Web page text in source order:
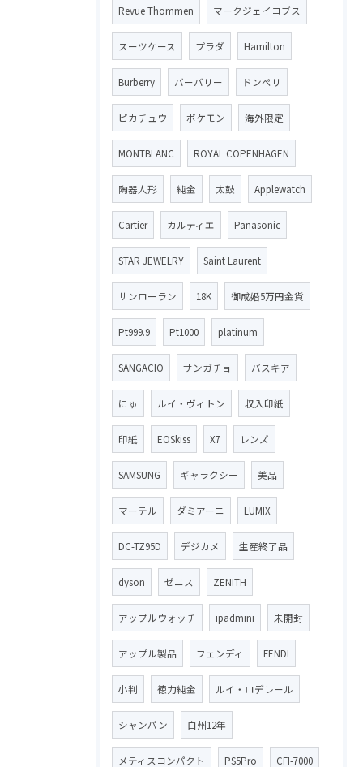
Revue Thommen マークジェイコブス
スーツケース プラダ Hamilton
Burberry バーバリー ドンペリ
ピカチュウ ポケモン 海外限定
MONTBLANC ROYAL COPENHAGEN
陶器人形 純金 太鼓 Applewatch
Cartier カルティエ Panasonic
STAR JEWELRY Saint Laurent
サンローラン 18K 御成婚5万円金貨
Pt999.9 Pt1000 platinum
SANGACIO サンガチョ バスキア
にゅ ルイ・ヴィトン 収入印紙
印紙 EOSkiss X7 レンズ
SAMSUNG ギャラクシー 美品
マーテル ダミアーニ LUMIX
DC-TZ95D デジカメ 生産終了品
dyson ゼニス ZENITH
アップルウォッチ ipadmini 未開封
アップル製品 フェンディ FENDI
小判 徳力純金 ルイ・ロデレール
シャンパン 白州12年
メティスコンパクト PS5Pro CFI-7000